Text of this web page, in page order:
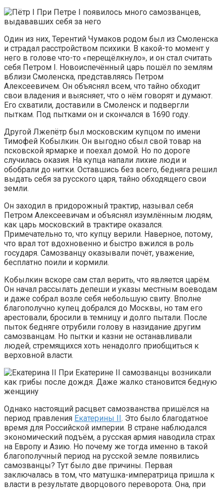
При Петре I появилось много самозванцев,
выдававших себя за него
Один из них, Терентий Чумаков родом был из Смоленска
и страдал расстройством психики. В какой-то момент у
него в голове что-то «перещёлкнуло», и он стал считать
себя Петром I. Новоиспечённый царь пошёл по землям
вблизи Смоленска, представляясь Петром
Алексеевичем. Он объяснял всем, что тайно обходит
свои владения и выясняет, что о нём говорят и думают.
Его схватили, доставили в Смоленск и подвергли
пыткам. Под пытками он и скончался в 1690 году.
Другой Лжепётр был московским купцом по имени
Тимофей Кобылкин. Он выгодно сбыл свой товар на
псковской ярмарке и поехал домой. Но по дороге
случилась оказия. На купца напали лихие люди и
обобрали до нитки. Оставшись без всего, бедняга решил
выдать себя за русского царя, тайно обходящего свои
земли.
Он заходил в придорожный трактир, называл себя
Петром Алексеевичам и объяснял изумлённым людям,
как царь московский в трактире оказался.
Примечательно то, что купцу верили. Наверное, потому,
что врал тот вдохновенно и быстро вжился в роль
государя. Самозванцу оказывали почёт, уважение,
бесплатно поили и кормили.
Кобылкин вскоре сам стал верить, что является царём.
Он начал рассылать депеши и указы местным воеводам
и даже собрал возле себя небольшую свиту. Вполне
благополучно купец добрался до Москвы, но там его
арестовали, бросили в темницу и долго пытали. После
пыток бедняге отрубили голову в назидание другим
самозванцам. Но пытки и казни не останавливали
людей, стремящихся хоть ненадолго приобщиться к
верховной власти.
При Екатерине II самозванцы возникали
как грибы после дождя. Даже жалко становится бедную
женщину
Однако настоящий расцвет самозванства пришёлся на
период правления Екатерины II. Это было благодатное
время для Российской империи. В стране наблюдался
экономический подъём, а русская армия наводила страх
на Европу и Азию. Но почему же тогда именно в такой
благополучный период на русской земле появились
самозванцы? Тут было две причины. Первая
заключалась в том, что матушка-императрица пришла к
власти в результате дворцового переворота. Она, при